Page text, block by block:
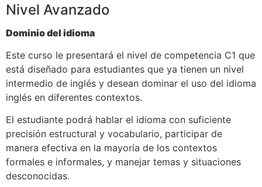
Nivel Avanzado
Dominio del idioma
Este curso le presentará el nivel de competencia C1 que
está diseñado para estudiantes que ya tienen un nivel
intermedio de inglés y desean dominar el uso del idioma
inglés en diferentes contextos.
El estudiante podrá hablar el idioma con suficiente
precisión estructural y vocabulario, participar de
manera efectiva en la mayoría de los contextos
formales e informales, y manejar temas y situaciones
desconocidas.